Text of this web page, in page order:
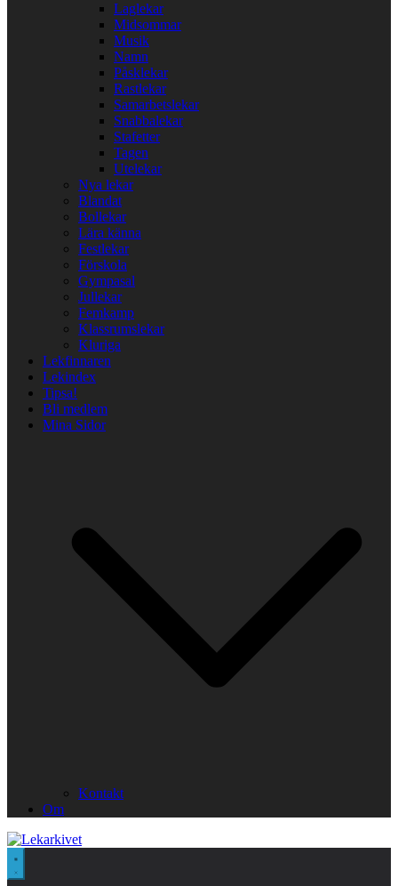
Laglekar
Midsommar
Musik
Namn
Påsklekar
Rastlekar
Samarbetslekar
Snabbalekar
Stafetter
Tagen
Utelekar
Nya lekar
Blandat
Bollekar
Lära känna
Festlekar
Förskola
Gympasal
Jullekar
Femkamp
Klassrumslekar
Kluriga
Lekfinnaren
Lekindex
Tipsa!
Bli medlem
Mina Sidor
Kontakt
Om